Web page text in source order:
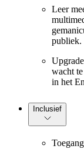
Leer
publiek.
wacht
in het
Inclusief